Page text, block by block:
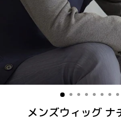
メンズウィッグ ナ